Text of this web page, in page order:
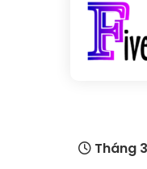
Tháng